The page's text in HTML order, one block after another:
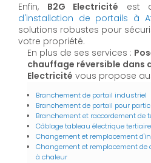
Enfin, B2G Electricité est
d'installation de portails à
solutions robustes pour
votre propriété.
En plus de ses services :
chauffage réversible dans
Electricité vous propose
Branchement de portail industriel
Branchement de portail pour
Branchement et raccordement de
Câblage tableau électrique tertiaire
Changement et remplacement
Changement et remplacement de
à chaleur